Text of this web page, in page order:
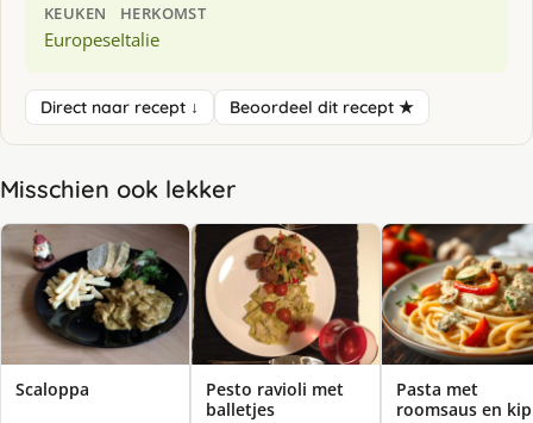
KEUKEN
Europese
HERKOMST
Italie
Direct naar recept ↓ Beoordeel dit recept ★
Misschien ook lekker
Scaloppa
Pesto ravioli met
balletjes
Pasta met
roomsaus en kip